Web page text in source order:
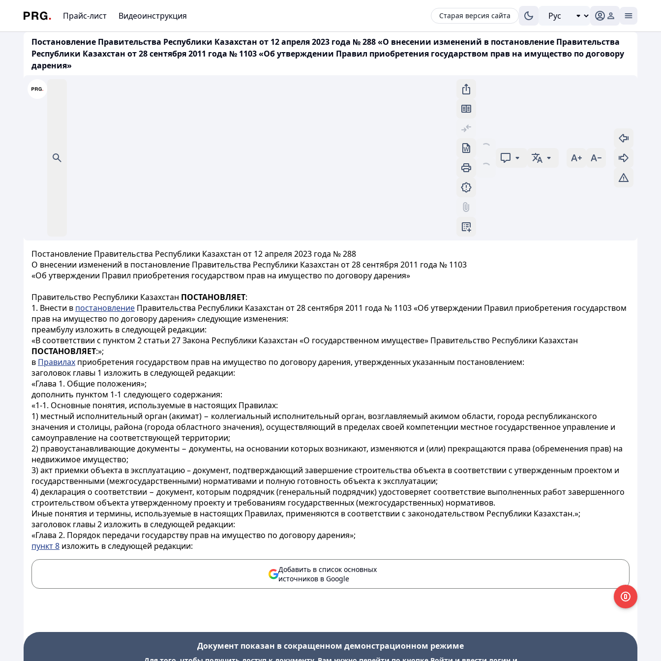
Прайс-лист Видеоинструкция Старая версия сайта
Постановление Правительства Республики Казахстан от 12 апреля 2023 года № 288 «О внесении изменений в постановление Правительства
Республики Казахстан от 28 сентября 2011 года № 1103 «Об утверждении Правил приобретения государством прав на имущество по договору
дарения»
Постановление Правительства Республики Казахстан от 12 апреля 2023 года № 288
О внесении изменений в постановление Правительства Республики Казахстан от 28 сентября 2011 года № 1103
«Об утверждении Правил приобретения государством прав на имущество по договору дарения»
Правительство Республики Казахстан ПОСТАНОВЛЯЕТ:
1. Внести в постановление Правительства Республики Казахстан от 28 сентября 2011 года № 1103 «Об утверждении Правил приобретения государством
прав на имущество по договору дарения» следующие изменения:
преамбулу изложить в следующей редакции:
«В соответствии с пунктом 2 статьи 27 Закона Республики Казахстан «О государственном имуществе» Правительство Республики Казахстан
ПОСТАНОВЛЯЕТ:»;
в Правилах приобретения государством прав на имущество по договору дарения, утвержденных указанным постановлением:
заголовок главы 1 изложить в следующей редакции:
«Глава 1. Общие положения»;
дополнить пунктом 1-1 следующего содержания:
«1-1. Основные понятия, используемые в настоящих Правилах:
1) местный исполнительный орган (акимат) − коллегиальный исполнительный орган, возглавляемый акимом области, города республиканского
значения и столицы, района (города областного значения), осуществляющий в пределах своей компетенции местное государственное управление и
самоуправление на соответствующей территории;
2) правоустанавливающие документы − документы, на основании которых возникают, изменяются и (или) прекращаются права (обременения прав) на
недвижимое имущество;
3) акт приемки объекта в эксплуатацию – документ, подтверждающий завершение строительства объекта в соответствии с утвержденным проектом и
государственными (межгосударственными) нормативами и полную готовность объекта к эксплуатации;
4) декларация о соответствии − документ, которым подрядчик (генеральный подрядчик) удостоверяет соответствие выполненных работ завершенного
строительством объекта утвержденному проекту и требованиям государственных (межгосударственных) нормативов.
Иные понятия и термины, используемые в настоящих Правилах, применяются в соответствии с законодательством Республики Казахстан.»;
заголовок главы 2 изложить в следующей редакции:
«Глава 2. Порядок передачи государству прав на имущество по договору дарения»;
пункт 8 изложить в следующей редакции:
Добавить в список основных
источников в Google
Документ показан в сокращенном демонстрационном режиме